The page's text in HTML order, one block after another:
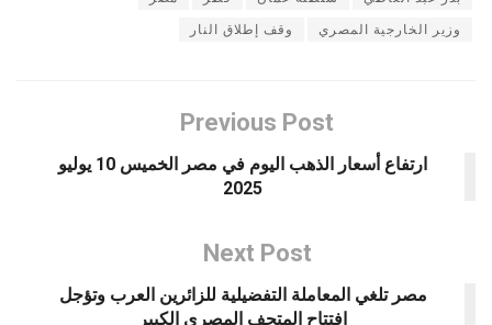
وزير الخارجية المصري وقف إطلاق النار
Previous Post
ارتفاع أسعار الذهب اليوم في مصر الخميس 10 يوليو
2025
Next Post
مصر تلغي المعاملة التفضيلية للزائرين العرب وتؤجل
افتتاح المتحف المصري الكبير